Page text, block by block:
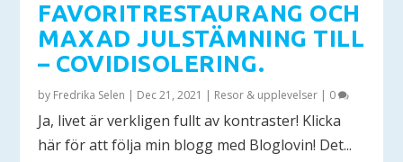
FAVORITRESTAURANG OCH
MAXAD JULSTÄMNING TILL
– COVIDISOLERING.
by Fredrika Selen | Dec 21, 2021 | Resor & upplevelser | 0
Ja, livet är verkligen fullt av kontraster! Klicka
här för att följa min blogg med Bloglovin! Det...